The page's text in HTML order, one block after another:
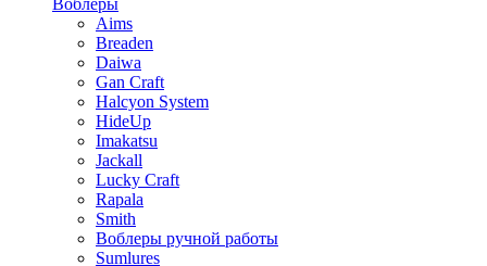
Воблеры
Aims
Breaden
Daiwa
Gan Craft
Halcyon System
HideUp
Imakatsu
Jackall
Lucky Craft
Rapala
Smith
Воблеры ручной работы
Sumlures